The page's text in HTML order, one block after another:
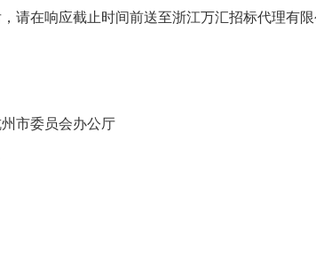
请在响应截止时间前送至浙江万汇招标代理有
市委员会办公厅